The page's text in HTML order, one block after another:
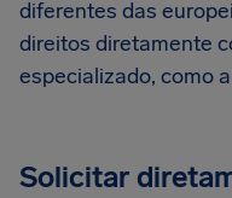
diferentes das
direitos diretamente
especializado, como
Solicitar